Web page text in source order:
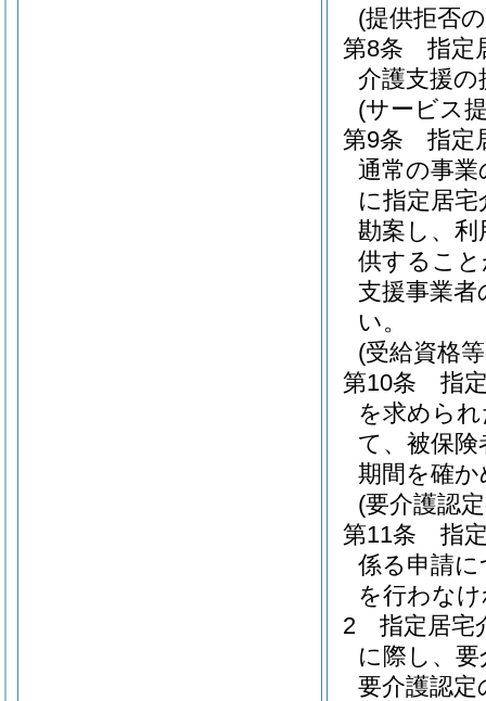
(提供拒否
第8条
指定
介護支援
(サービス
第9条
指定
通常の事業
に指定居
勘案し、利
供するこ
支援事業
い。
(受給資格
第10条
指
を求めら
て、被保
期間を確
(要介護認
第11条
指
係る申請
を行わな
2
指定居宅
に際し、
要介護認